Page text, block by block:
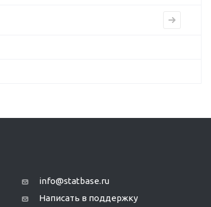
info@statbase.ru
Написать в поддержку